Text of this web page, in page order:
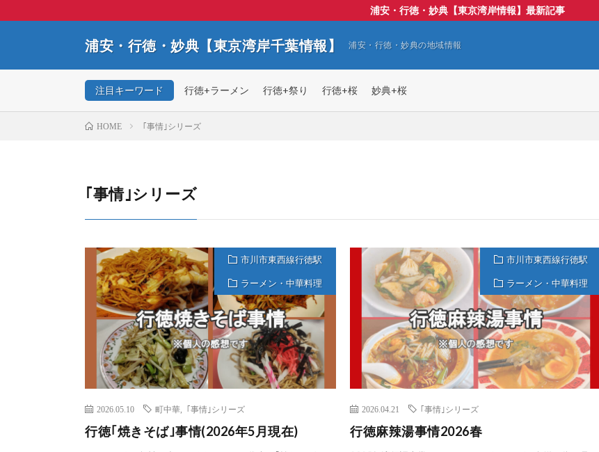
浦安・行徳・妙典【東京湾岸情報】最新記事
浦安・行徳・妙典【東京湾岸千葉情報】 浦安・行徳・妙典の地域情報
注目キーワード 行徳+ラーメン 行徳+祭り 行徳+桜 妙典+桜
HOME ｢事情｣シリーズ
｢事情｣シリーズ
市川市東西線行徳駅
ラーメン・中華料理
2026.05.10 町中華 ｢事情｣シリーズ
行徳｢焼きそば｣事情(2026年5月現在)
市川市東西線行徳駅
ラーメン・中華料理
2026.04.21 ｢事情｣シリーズ
行徳麻辣湯事情2026春